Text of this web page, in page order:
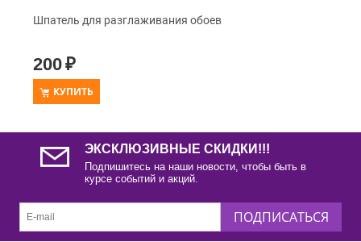
Шпатель для разглаживания обоев
200₽
КУПИТЬ
ЭКСКЛЮЗИВНЫЕ СКИДКИ!!!
Подпишитесь на наши новости, чтобы быть в
курсе событий и акций.
ПОДПИСАТЬСЯ